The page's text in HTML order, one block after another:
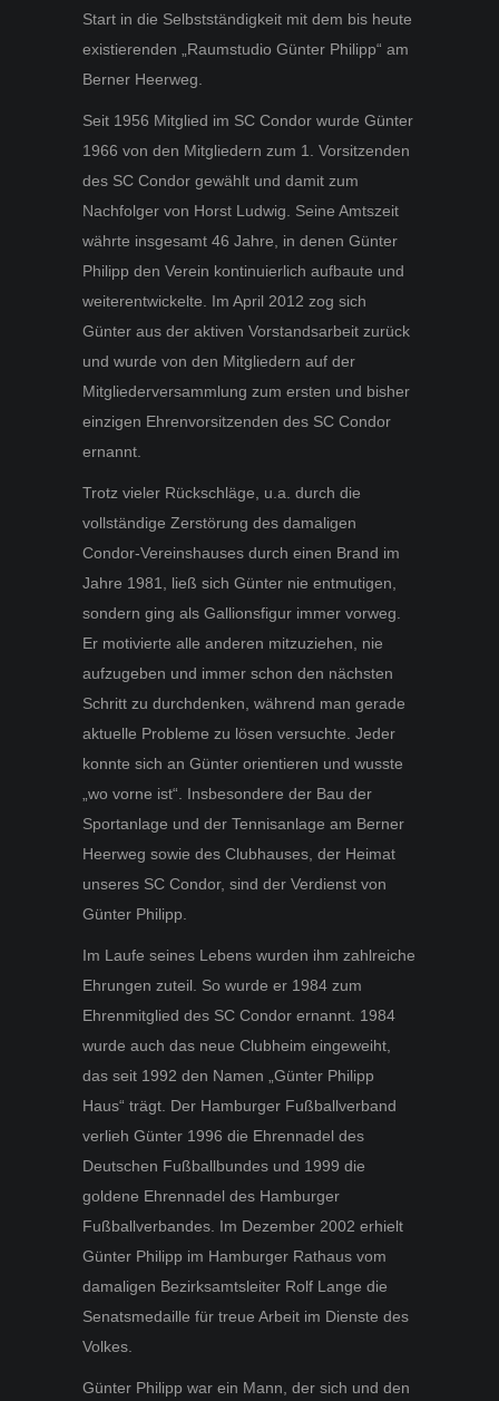
Start in die Selbstständigkeit mit dem bis heute
existierenden „Raumstudio Günter Philipp“ am
Berner Heerweg.
Seit 1956 Mitglied im SC Condor wurde Günter
1966 von den Mitgliedern zum 1. Vorsitzenden
des SC Condor gewählt und damit zum
Nachfolger von Horst Ludwig. Seine Amtszeit
währte insgesamt 46 Jahre, in denen Günter
Philipp den Verein kontinuierlich aufbaute und
weiterentwickelte. Im April 2012 zog sich
Günter aus der aktiven Vorstandsarbeit zurück
und wurde von den Mitgliedern auf der
Mitgliederversammlung zum ersten und bisher
einzigen Ehrenvorsitzenden des SC Condor
ernannt.
Trotz vieler Rückschläge, u.a. durch die
vollständige Zerstörung des damaligen
Condor-Vereinshauses durch einen Brand im
Jahre 1981, ließ sich Günter nie entmutigen,
sondern ging als Gallionsfigur immer vorweg.
Er motivierte alle anderen mitzuziehen, nie
aufzugeben und immer schon den nächsten
Schritt zu durchdenken, während man gerade
aktuelle Probleme zu lösen versuchte. Jeder
konnte sich an Günter orientieren und wusste
„wo vorne ist“. Insbesondere der Bau der
Sportanlage und der Tennisanlage am Berner
Heerweg sowie des Clubhauses, der Heimat
unseres SC Condor, sind der Verdienst von
Günter Philipp.
Im Laufe seines Lebens wurden ihm zahlreiche
Ehrungen zuteil. So wurde er 1984 zum
Ehrenmitglied des SC Condor ernannt. 1984
wurde auch das neue Clubheim eingeweiht,
das seit 1992 den Namen „Günter Philipp
Haus“ trägt. Der Hamburger Fußballverband
verlieh Günter 1996 die Ehrennadel des
Deutschen Fußballbundes und 1999 die
goldene Ehrennadel des Hamburger
Fußballverbandes. Im Dezember 2002 erhielt
Günter Philipp im Hamburger Rathaus vom
damaligen Bezirksamtsleiter Rolf Lange die
Senatsmedaille für treue Arbeit im Dienste des
Volkes.
Günter Philipp war ein Mann, der sich und den